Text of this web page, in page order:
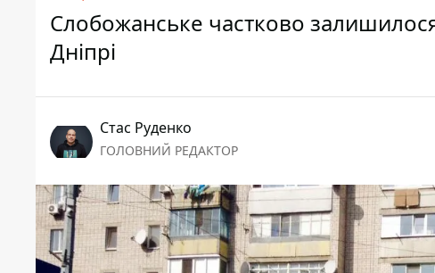
Слобожанське частково
Дніпрі
Стас Руденко
ГОЛОВНИЙ РЕДАКТОР